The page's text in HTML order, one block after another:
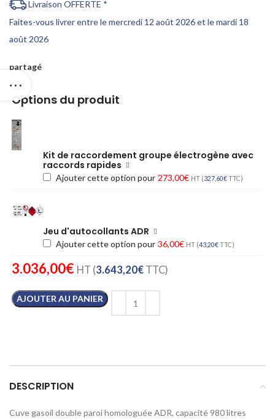
Livraison OFFERTE *
Faites-vous livrer entre le mercredi 12 août 2026 et le mardi 18
août 2026
partagé
Options du produit
Kit de raccordement groupe électrogène avec
raccords rapides
Ajouter cette option pour 273,00€ HT (327,60€TTC)
Jeu d'autocollants ADR
Ajouter cette option pour 36,00€ HT (43,20€TTC)
3.036,00€ HT (3.643,20€ TTC)
AJOUTER AU PANIER
DESCRIPTION
Cuve gasoil double paroi homologuée ADR, capacité 980 litres